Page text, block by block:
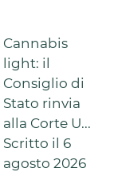
Cannabis
light: il
Consiglio di
Stato rinvia
alla Corte U...
Scritto il 6
agosto 2026